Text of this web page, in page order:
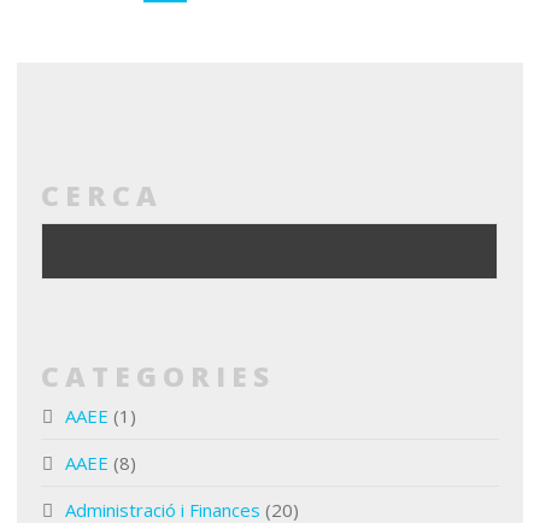
CERCA
CATEGORIES
AAEE (1)
AAEE (8)
Administració i Finances (20)